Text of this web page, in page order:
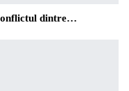
dintre…